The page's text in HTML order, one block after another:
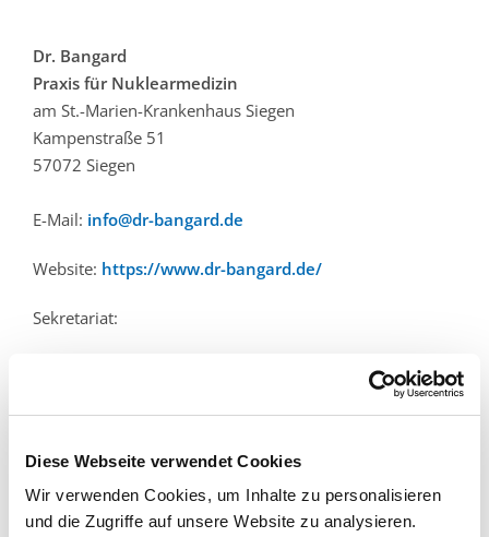
Diese Webseite verwendet Cookies
Wir verwenden Cookies, um Inhalte zu personalisieren
und die Zugriffe auf unsere Website zu analysieren.
Dr. Bangard
Praxis für Nuklearmedizin
am St.-Marien-Krankenhaus Siegen
Kampenstraße 51
57072 Siegen
E-Mail: info@dr-bangard.de
Website: https://www.dr-bangard.de/
Sekretariat:
Am Kaisergarten in Siegen biegen Sie auf die
Kampenstraße. Dort befindet sich das St.-Marien-